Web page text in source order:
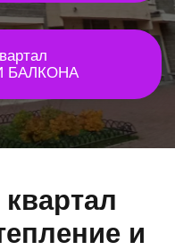
БАЛКОНА
и